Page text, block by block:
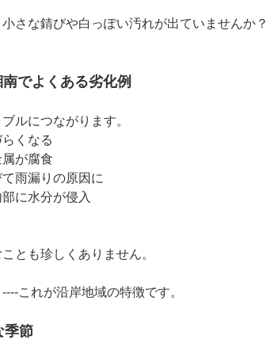
さな錆びや白っぽい汚れが出ていませんか？
でよくある劣化例
ルにつながります。
くなる
が腐食
雨漏りの原因に
に水分が侵入
とも珍しくありません。
これが沿岸地域の特徴です。
季節